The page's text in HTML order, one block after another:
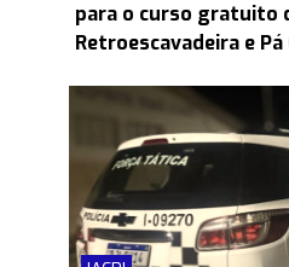
para o curso gratuito
Retroescavadeira e